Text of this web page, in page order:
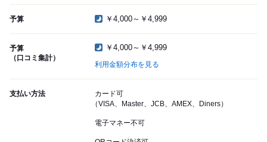
予算 ￥4,000～￥4,999
予算
（口コミ集計）
￥4,000～￥4,999
利用金額分布を見る
支払い方法
カード可
（VISA、Master、JCB、AMEX、Diners）
電子マネー不可